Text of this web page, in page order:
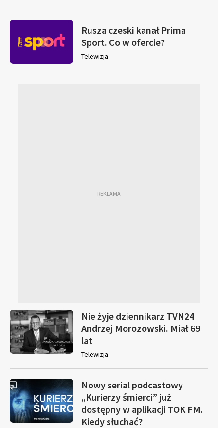
Rusza czeski kanał Prima
Sport. Co w ofercie?
Telewizja
Nie żyje dziennikarz TVN24
Andrzej Morozowski. Miał 69
lat
Telewizja
Nowy serial podcastowy
„Kurierzy śmierci” już
dostępny w aplikacji TOK FM.
Kiedy słuchać?